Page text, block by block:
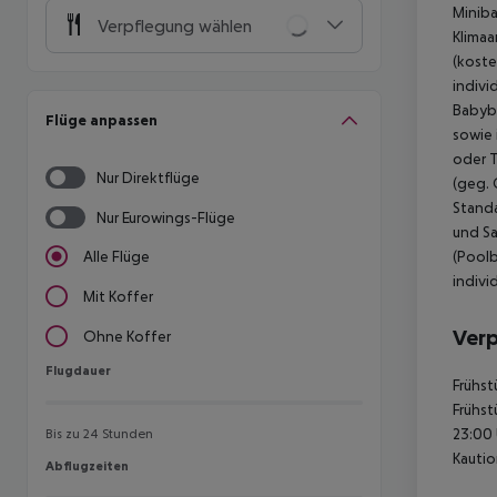
Verpflegung wählen
Flüge anpassen
Nur Direktflüge
Nur Eurowings-Flüge
Alle Flüge
Mit Koffer
Ohne Koffer
Flugdauer
Flugdauer
Bis zu 24 Stunden
Abflugzeiten
Abflugzeiten
sowie
oder
(geg.
und
23:00